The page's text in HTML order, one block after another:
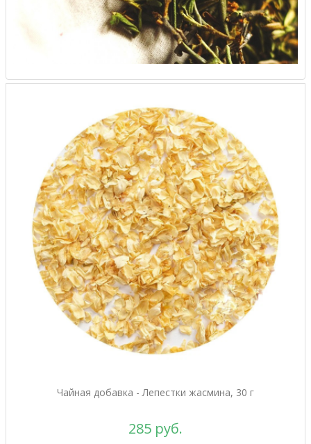
Чайная добавка - Лепестки жасмина, 30 г
285 руб.